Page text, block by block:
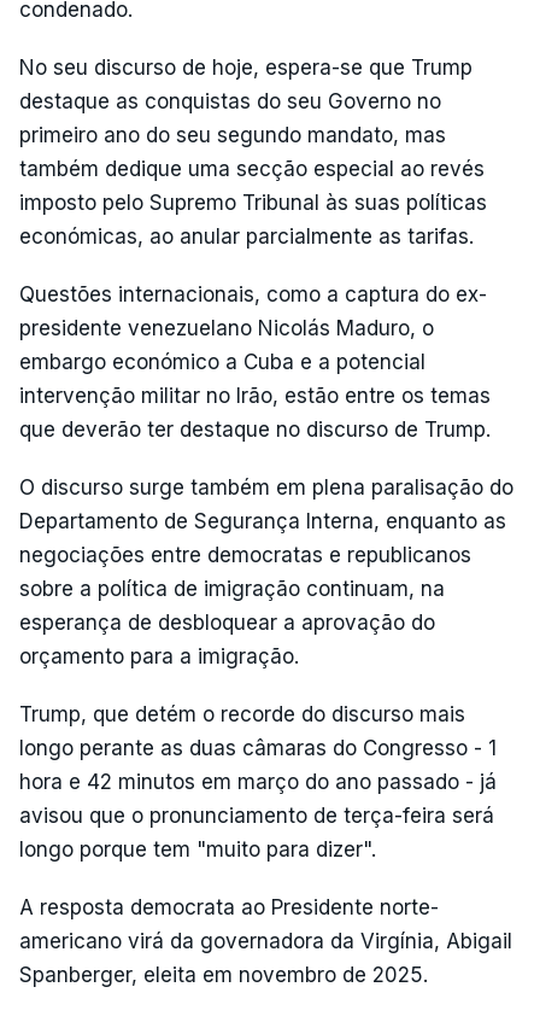
condenado.
No seu discurso de hoje, espera-se que Trump
destaque as conquistas do seu Governo no
primeiro ano do seu segundo mandato, mas
também dedique uma secção especial ao revés
imposto pelo Supremo Tribunal às suas políticas
económicas, ao anular parcialmente as tarifas.
Questões internacionais, como a captura do ex-
presidente venezuelano Nicolás Maduro, o
embargo económico a Cuba e a potencial
intervenção militar no Irão, estão entre os temas
que deverão ter destaque no discurso de Trump.
O discurso surge também em plena paralisação do
Departamento de Segurança Interna, enquanto as
negociações entre democratas e republicanos
sobre a política de imigração continuam, na
esperança de desbloquear a aprovação do
orçamento para a imigração.
Trump, que detém o recorde do discurso mais
longo perante as duas câmaras do Congresso - 1
hora e 42 minutos em março do ano passado - já
avisou que o pronunciamento de terça-feira será
longo porque tem "muito para dizer".
A resposta democrata ao Presidente norte-
americano virá da governadora da Virgínia, Abigail
Spanberger, eleita em novembro de 2025.